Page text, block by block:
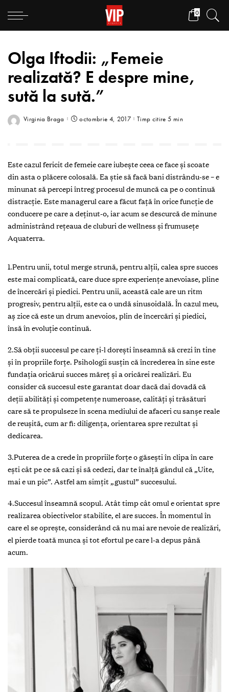
0
Olga Iftodii: „Femeie
realizată? E despre mine,
sută la sută.”
Virginia Braga octombrie 4, 2017 Timp citire 5 min
Este cazul fericit de femeie care iubeşte ceea ce face şi scoate
din asta o plăcere colosală. Ea ştie să facă bani distrându-se – e
minunat să percepi întreg procesul de muncă ca pe o continuă
distracţie. Este managerul care a făcut faţă în orice funcție de
conducere pe care a deţinut-o, iar acum se descurcă de minune
administrând reţeaua de cluburi de wellness şi frumusețe
Aquaterra.
1.Pentru unii, totul merge strună, pentru alții, calea spre succes
este mai complicată, care duce spre experiențe anevoiase, pline
de încercări și piedici. Pentru unii, această cale are un ritm
progresiv, pentru alţii, este ca o undă sinusoidală. În cazul meu,
aş zice că este un drum anevoios, plin de încercări și piedici,
însă în evoluție continuă.
2.Să obţii succesul pe care ți-l dorești înseamnă să crezi în tine
și în propriile forţe. Psihologii susțin că încrederea în sine este
fundația oricărui succes măreț și a oricărei realizări. Eu
consider că succesul este garantat doar dacă dai dovadă că
deții abilități și competențe numeroase, calități și trăsături
care să te propulseze în scena mediului de afaceri cu sanșe reale
de reușită, cum ar fi: diligența, orientarea spre rezultat și
dedicarea.
3.Puterea de a crede în propriile forțe o găsești în clipa în care
ești cât pe ce să cazi şi să cedezi, dar te înalță gândul că „Uite,
mai e un pic”. Astfel am simțit „gustul” succesului.
4.Succesul înseamnă scopul. Atât timp cât omul e orientat spre
realizarea obiectivelor stabilite, el are succes. În momentul în
care el se opreşte, considerând că nu mai are nevoie de realizări,
el pierde toată munca și tot efortul pe care l-a depus până
acum.